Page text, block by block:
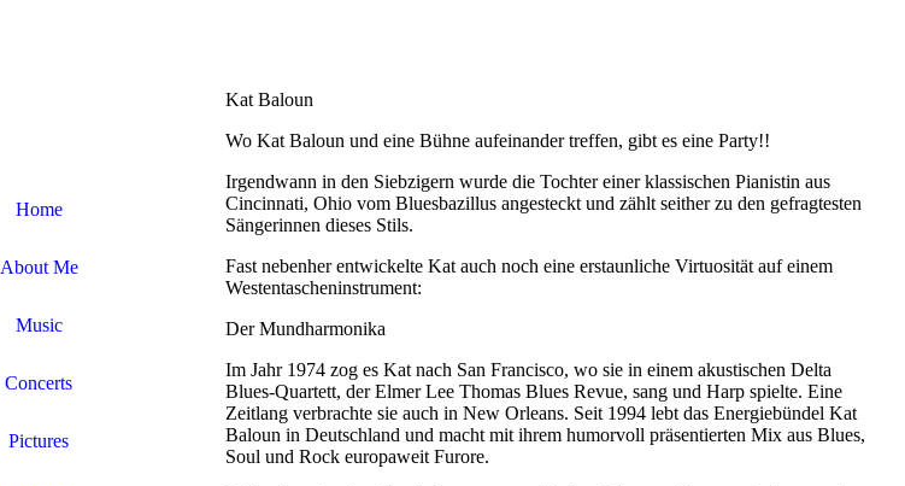
Home
About Me
Music
Concerts
Pictures
Kat Baloun
Wo Kat Baloun und eine Bühne aufeinander treffen, gibt es eine Party!!
Irgendwann in den Siebzigern wurde die Tochter einer klassischen Pianistin aus
Cincinnati, Ohio vom Bluesbazillus angesteckt und zählt seither zu den gefragtesten
Sängerinnen dieses Stils.
Fast nebenher entwickelte Kat auch noch eine erstaunliche Virtuosität auf einem
Westentascheninstrument:
Der Mundharmonika
Im Jahr 1974 zog es Kat nach San Francisco, wo sie in einem akustischen Delta
Blues-Quartett, der Elmer Lee Thomas Blues Revue, sang und Harp spielte. Eine
Zeitlang verbrachte sie auch in New Orleans. Seit 1994 lebt das Energiebündel Kat
Baloun in Deutschland und macht mit ihrem humorvoll präsentierten Mix aus Blues,
Soul und Rock europaweit Furore.